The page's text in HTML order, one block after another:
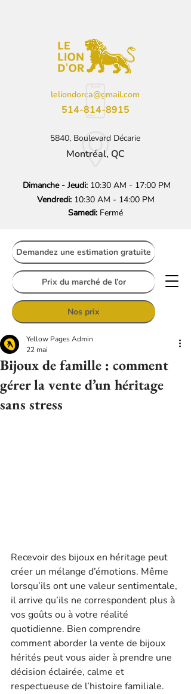
leliondorca@gmail.com
514-814-8915
5840, Boulevard Décarie
Montréal, QC
Dimanche - Jeudi: 10:30 AM - 17:00 PM
Vendredi:10:30 AM - 14:00 PM
Samedi: Fermé
Demandez une estimation gratuite
Prix du marché de l’or
Nos prix
Bijoux de famille : comment
gérer la vente d’un héritage
sans stress
Yellow Pages Admin
22 mai
Recevoir des bijoux en héritage peut
créer un mélange d’émotions. Même
lorsqu’ils ont une valeur sentimentale,
il arrive qu’ils ne correspondent plus à
vos goûts ou à votre réalité
quotidienne. Bien comprendre
comment aborder la vente de bijoux
hérités peut vous aider à prendre une
décision éclairée, calme et
respectueuse de l’histoire familiale.